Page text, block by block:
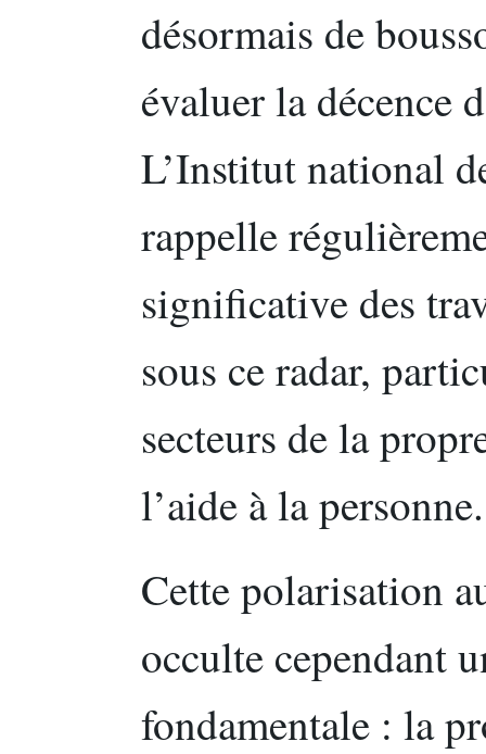
désormais de
évaluer la décence
L’Institut national
rappelle
significative des
sous ce radar,
secteurs de la
l’aide à la personne.
Cette polarisation
occulte cependant
fondamentale : la